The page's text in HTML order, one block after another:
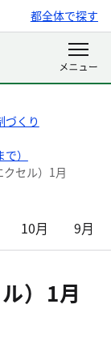
都全体で探す
づくり
）
セル）1月
10月 9月
）1月